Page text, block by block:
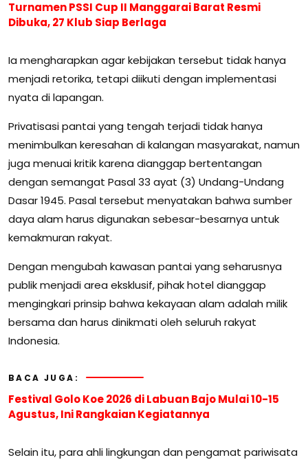
Turnamen PSSI Cup II Manggarai Barat Resmi
Dibuka, 27 Klub Siap Berlaga
Ia mengharapkan agar kebijakan tersebut tidak hanya
menjadi retorika, tetapi diikuti dengan implementasi
nyata di lapangan.
Privatisasi pantai yang tengah terjadi tidak hanya
menimbulkan keresahan di kalangan masyarakat, namun
juga menuai kritik karena dianggap bertentangan
dengan semangat Pasal 33 ayat (3) Undang-Undang
Dasar 1945. Pasal tersebut menyatakan bahwa sumber
daya alam harus digunakan sebesar-besarnya untuk
kemakmuran rakyat.
Dengan mengubah kawasan pantai yang seharusnya
publik menjadi area eksklusif, pihak hotel dianggap
mengingkari prinsip bahwa kekayaan alam adalah milik
bersama dan harus dinikmati oleh seluruh rakyat
Indonesia.
BACA JUGA:
Festival Golo Koe 2026 di Labuan Bajo Mulai 10-15
Agustus, Ini Rangkaian Kegiatannya
Selain itu, para ahli lingkungan dan pengamat pariwisata